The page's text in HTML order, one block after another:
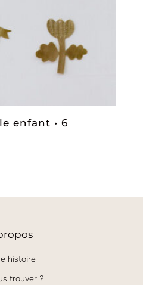
enfant • 6
histoire
trouver ?